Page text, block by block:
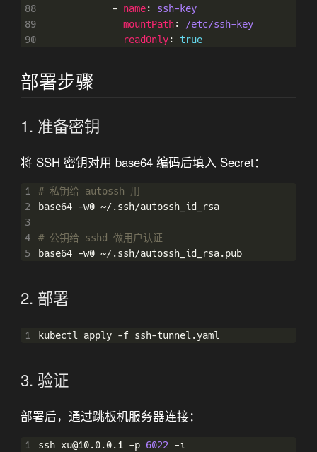
88
            -
name: ssh-key
89
mountPath:
/etc/ssh-key
90
readOnly: true
部署步骤
1. 准备密钥
将 SSH 密钥对用 base64 编码后填入 Secret：
1
# 私钥给 autossh 用
2
base64 -w0 ~/.ssh/autossh_id_rsa
3
4
# 公钥给 sshd 做用户认证
5
base64 -w0 ~/.ssh/autossh_id_rsa.pub
2. 部署
1
3. 验证
部署后，通过跳板机服务器连接：
1 ssh xu@10.0.0.1 -p 6022 -i